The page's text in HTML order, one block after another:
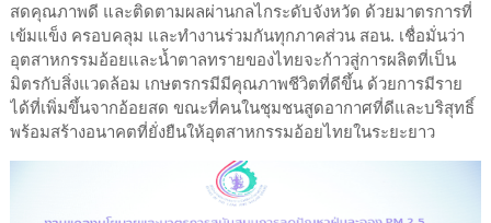
สดคุณภาพดี และติดตามผลผ่านกลไกระดับจังหวัด ด้วยมาตรการที่
เข้มแข็ง ครอบคลุม และทำงานร่วมกันทุกภาคส่วน สอน. เชื่อมั่นว่า
อุตสาหกรรมอ้อยและน้ำตาลทรายของไทยจะก้าวสู่การผลิตที่เป็น
มิตรกับสิ่งแวดล้อม เกษตรกรมีมีคุณภาพชีวิตที่ดีขึ้น ด้วยการมีราย
ได้ที่เพิ่มขึ้นจากอ้อยสด ขณะที่คนในชุมชนสูดอากาศที่ดีและบริสุทธิ์
พร้อมสร้างอนาคตที่ยั่งยืนให้อุตสาหกรรมอ้อยไทยในระยะยาว